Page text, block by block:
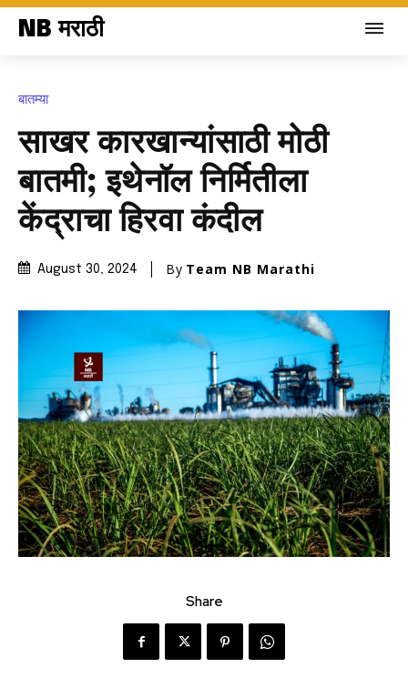
NB मराठी
बातम्या
साखर कारखान्यांसाठी मोठी
बातमी; इथेनॉल निर्मितीला
केंद्राचा हिरवा कंदील
August 30, 2024 By Team NB Marathi
Share